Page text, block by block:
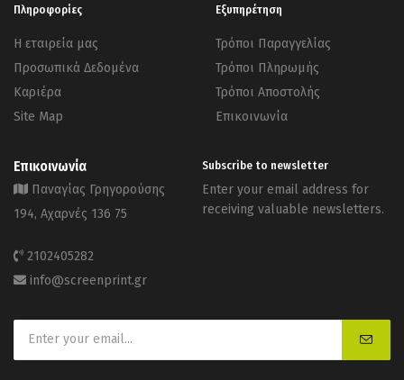
Πληροφορίες
Η εταιρεία μας
Προσωπικά Δεδομένα
Καριέρα
Site Map
Εξυπηρέτηση
Τρόποι Παραγγελίας
Τρόποι Πληρωμής
Τρόποι Αποστολής
Επικοινωνία
Επικοινωνία
Παναγίας Γρηγορούσης
194, Αχαρνές 136 75
2102405282
info@screenprint.gr
Subscribe to newsletter
Enter your email address for
receiving valuable newsletters.